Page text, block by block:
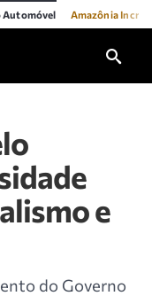
Automóvel Amazônia
e
do Governo